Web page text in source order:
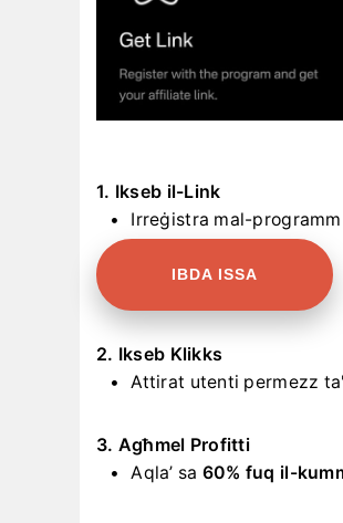
1. Ikseb il-Link
Irreġistra mal-
IBDA ISSA
2. Ikseb Klikks
Attirat utenti permezz
3. Agħmel Profitti
Aqla’ sa 60% fuq il-